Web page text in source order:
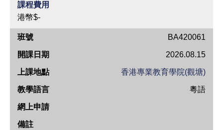
課程費用
港幣$-
班
號
開
日
期
上
BA420061
2026.08.15
香港專業教育學院(觀塘)
粵語